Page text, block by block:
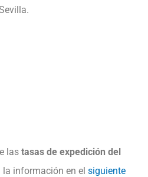
las tasas de expedición del
la información en el siguiente